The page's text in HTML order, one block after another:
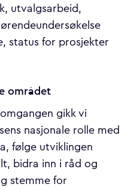
utvalgsarbeid,
status for prosjekter
området
gikk vi
nasjonale rolle med
følge utviklingen
bidra inn i råd og
stemme for